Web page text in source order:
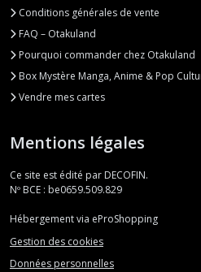
Conditions générales de vente
FAQ – Otakuland
Pourquoi commander chez Otakuland
Box Mystère Manga, Anime & Pop
Vendre mes cartes
Mentions légales
Ce site est édité par DECOFIN.
Nº BCE : be0659.509.829
Hébergement via eProShopping
Gestion des cookies
Données personnelles